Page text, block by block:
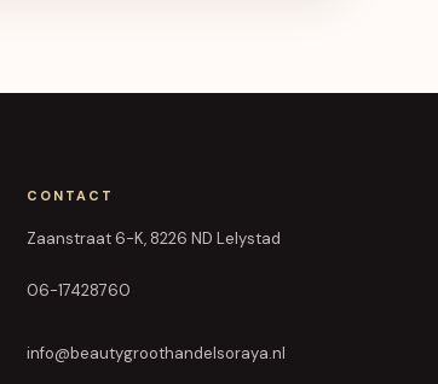
CONTACT
Zaanstraat 6-K, 8226 ND Lelystad
06-17428760
info@beautygroothandelsoraya.nl